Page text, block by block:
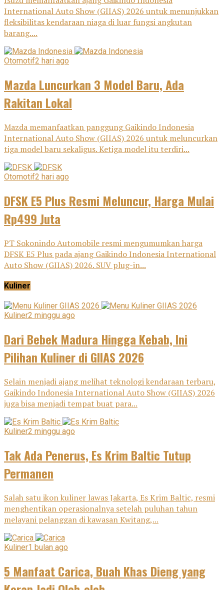
International Auto Show (GIIAS) 2026 untuk menunjukkan
fleksibilitas kendaraan niaga di luar fungsi angkutan
barang....
Otomotif2 hari ago
Mazda Luncurkan 3 Model Baru, Ada
Rakitan Lokal
Mazda memanfaatkan panggung Gaikindo Indonesia
International Auto Show (GIIAS) 2026 untuk meluncurkan
tiga model baru sekaligus. Ketiga model itu terdiri...
Otomotif2 hari ago
DFSK E5 Plus Resmi Meluncur, Harga Mulai
Rp499 Juta
PT Sokonindo Automobile resmi mengumumkan harga
DFSK E5 Plus pada ajang Gaikindo Indonesia International
Auto Show (GIIAS) 2026. SUV plug-in...
Kuliner
Kuliner2 minggu ago
Dari Bebek Madura Hingga Kebab, Ini
Pilihan Kuliner di GIIAS 2026
Selain menjadi ajang melihat teknologi kendaraan terbaru,
Gaikindo Indonesia International Auto Show (GIIAS) 2026
juga bisa menjadi tempat buat para...
Kuliner2 minggu ago
Tak Ada Penerus, Es Krim Baltic Tutup
Permanen
Salah satu ikon kuliner lawas Jakarta, Es Krim Baltic, resmi
menghentikan operasionalnya setelah puluhan tahun
melayani pelanggan di kawasan Kwitang,...
Kuliner1 bulan ago
5 Manfaat Carica, Buah Khas Dieng yang